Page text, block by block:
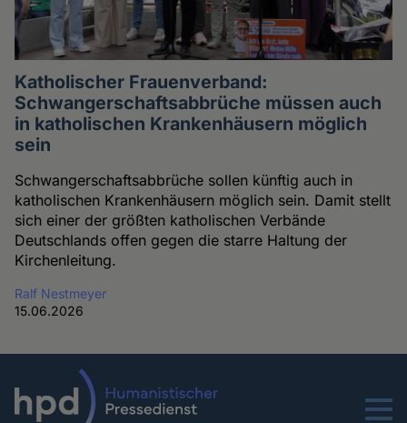
Katholischer Frauenverband:
Schwangerschaftsabbrüche müssen auch
in katholischen Krankenhäusern möglich
sein
Schwangerschaftsabbrüche sollen künftig auch in
katholischen Krankenhäusern möglich sein. Damit stellt
sich einer der größten katholischen Verbände
Deutschlands offen gegen die starre Haltung der
Kirchenleitung.
Ralf Nestmeyer
15.06.2026
Menu